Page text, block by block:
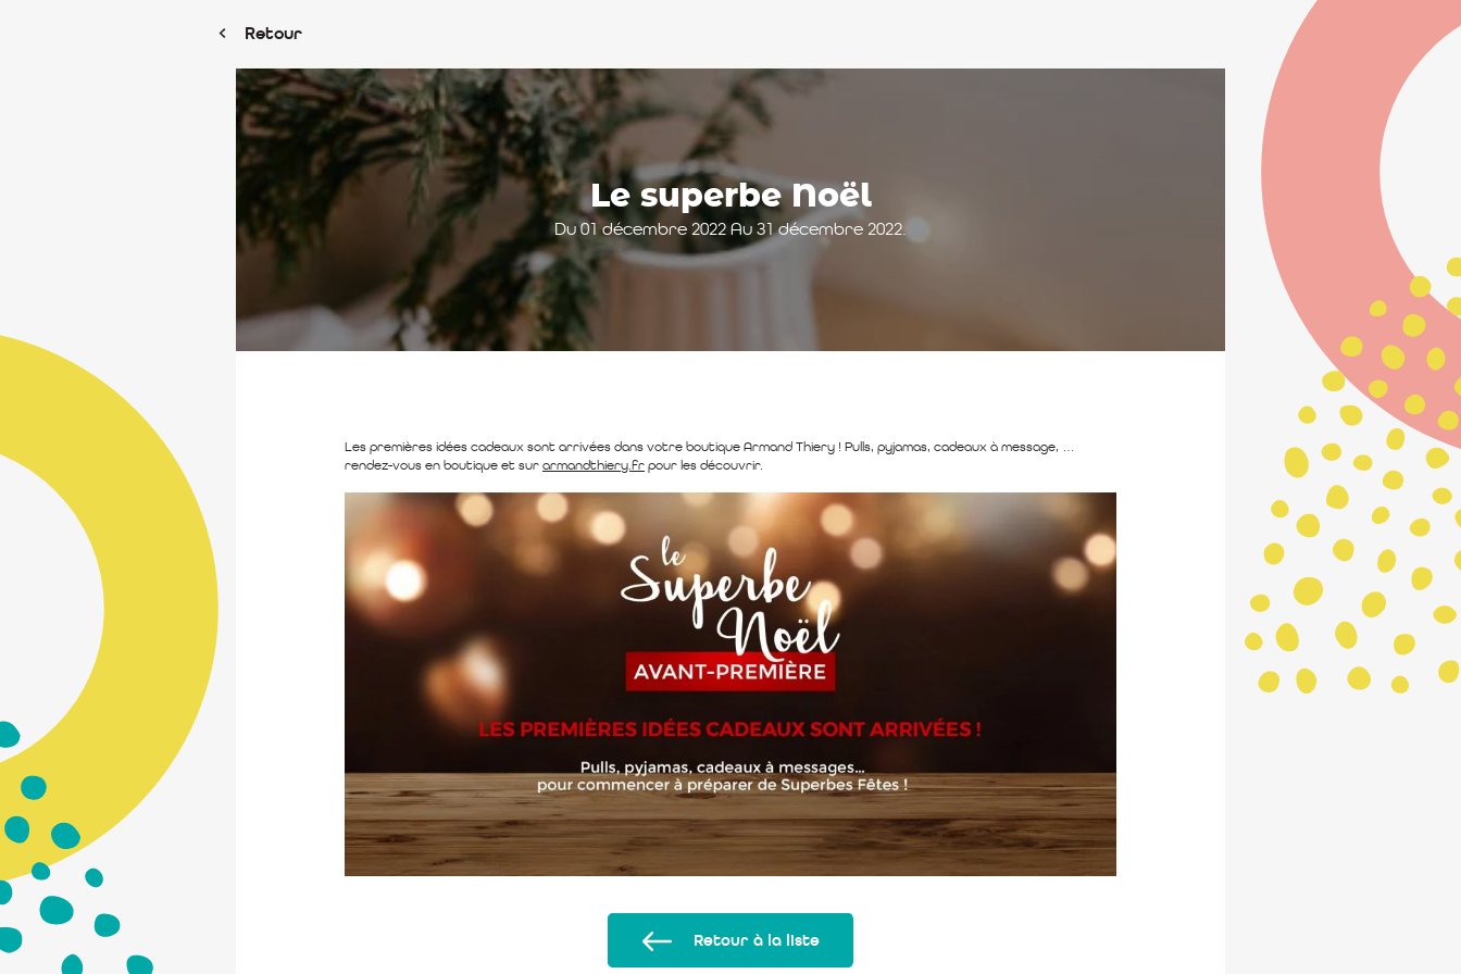
Retour
Le superbe Noël
Du 01 décembre 2022 Au 31 décembre 2022.
Les premières idées cadeaux sont arrivées dans votre boutique Armand Thiery ! Pulls, pyjamas, cadeaux à message, …
rendez-vous en boutique et sur armandthiery.fr pour les découvrir.
Retour à la liste